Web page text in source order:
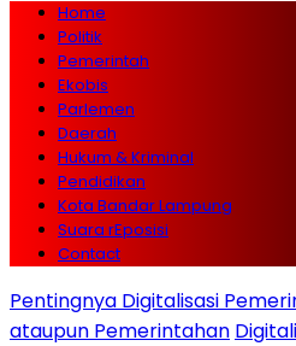
Home
Politik
Pemerintah
Ekobis
Parlemen
Daerah
Hukum & Kriminal
Pendidikan
Kota Bandar Lampung
Suara rEposisi
Contact
Pentingnya Digitalisasi
ataupun Pemerintahan